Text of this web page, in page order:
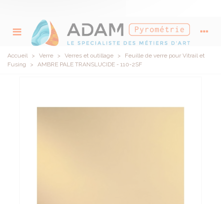
Accueil > Verre > Verres et outillage >
Feuille de verre pour Vitrail et
Fusing
> AMBRE PALE TRANSLUCIDE - 110-2SF